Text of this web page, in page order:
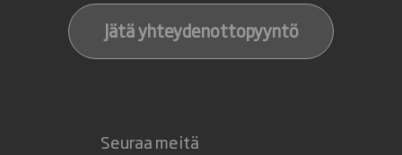
Jätä yhteydenottopyyntö
Seuraa meitä